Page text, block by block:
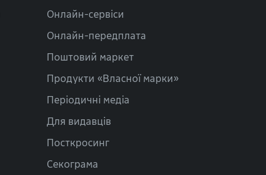
Онлайн-сервіси
Онлайн-передплата
Поштовий маркет
Продукти «Власної марки»
Періодичні медіа
Для видавців
Посткросинг
Секограма